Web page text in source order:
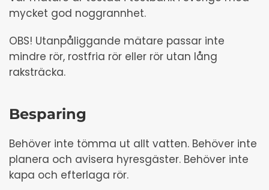
mycket god noggrannhet.
OBS! Utanpåliggande mätare passar inte
mindre rör, rostfria rör eller rör utan lång
raksträcka.
Besparing
Behöver inte tömma ut allt vatten. Behöver inte
planera och avisera hyresgäster. Behöver inte
kapa och efterlaga rör.